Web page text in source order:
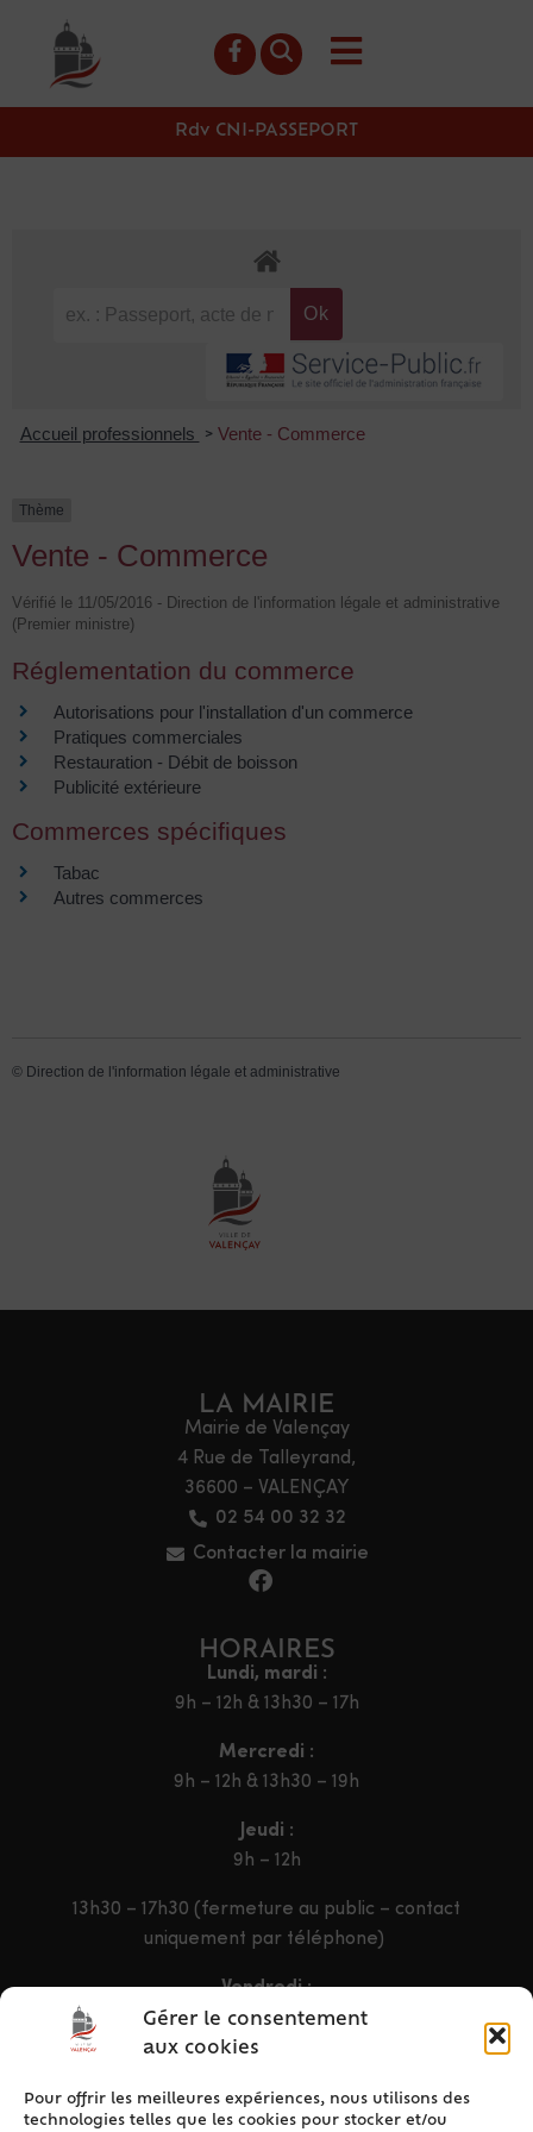
Gérer le consentement
aux cookies
Pour offrir les meilleures expériences, nous utilisons des
technologies telles que les cookies pour stocker et/ou
principal
Rdv CNI-PASSEPORT
Accueil professionnels > Vente - Commerce
Thème
Vente - Commerce
Vérifié le 11/05/2016 - Direction de l'information légale et administrative
(Premier ministre)
Réglementation du commerce
Autorisations pour l'installation d'un commerce
Pratiques commerciales
Restauration - Débit de boisson
Publicité extérieure
Commerces spécifiques
Tabac
Autres commerces
© Direction de l'information légale et administrative
LA MAIRIE
Mairie de Valençay
4 Rue de Talleyrand,
36600 – VALENÇAY
02 54 00 32 32
Contacter la mairie
HORAIRES
Lundi, mardi :
9h – 12h & 13h30 – 17h
Mercredi :
9h – 12h & 13h30 – 19h
Jeudi :
9h – 12h
13h30 – 17h30 (fermeture au public – contact
uniquement par téléphone)
Vendredi :
9h – 12h & 13h30 – 16h30
ACCÈS RAPIDE